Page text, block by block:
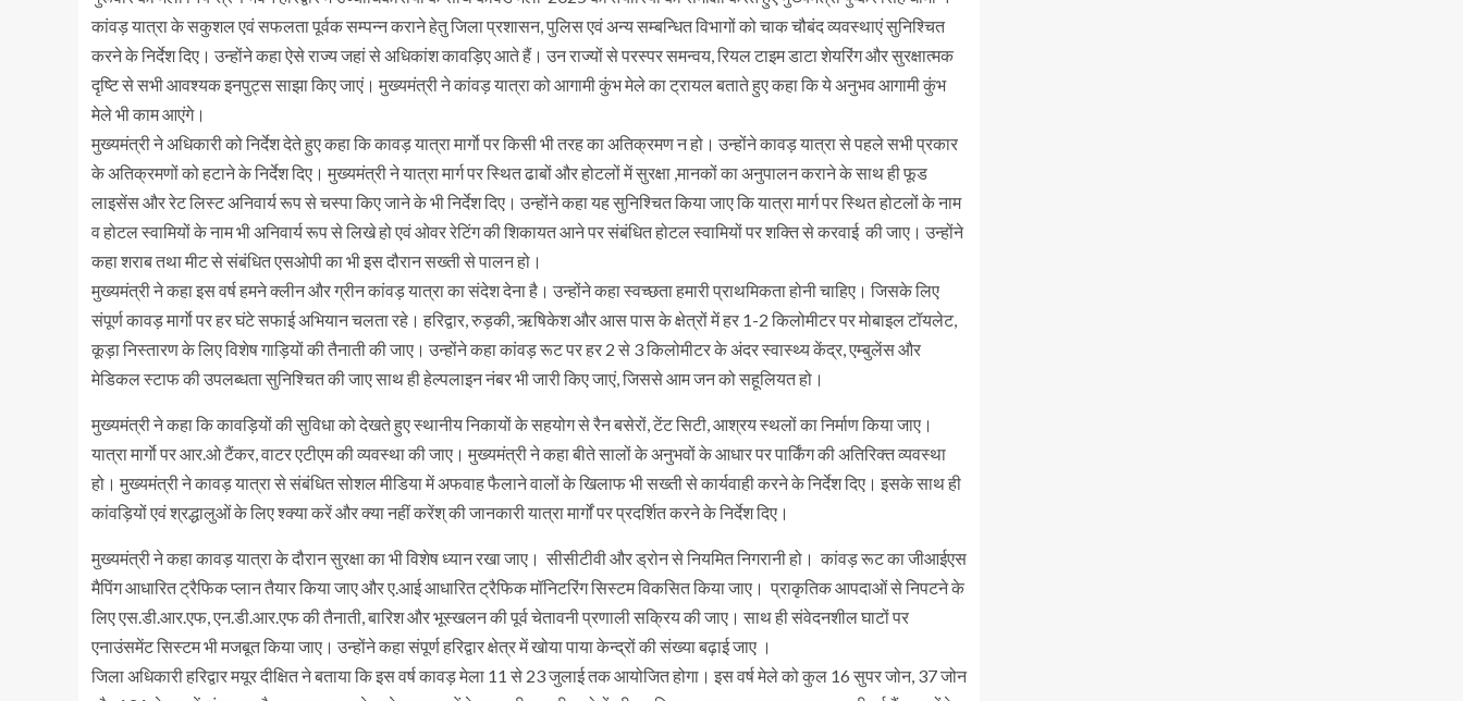
कांवड़ यात्रा के सकुशल एवं सफलता पूर्वक सम्पन्न कराने हेतु जिला प्रशासन, पुलिस एवं अन्य सम्बन्धित विभागों को चाक चौबंद व्यवस्थाएं सुनिश्चित
करने के निर्देश दिए। उन्होंने कहा ऐसे राज्य जहां से अधिकांश कावड़िए आते हैं। उन राज्यों से परस्पर समन्वय, रियल टाइम डाटा शेयरिंग और सुरक्षात्मक
दृष्टि से सभी आवश्यक इनपुट्स साझा किए जाएं। मुख्यमंत्री ने कांवड़ यात्रा को आगामी कुंभ मेले का ट्रायल बताते हुए कहा कि ये अनुभव आगामी कुंभ
मेले भी काम आएंगे।
मुख्यमंत्री ने अधिकारी को निर्देश देते हुए कहा कि कावड़ यात्रा मार्गाे पर किसी भी तरह का अतिक्रमण न हो। उन्होंने कावड़ यात्रा से पहले सभी प्रकार
के अतिक्रमणों को हटाने के निर्देश दिए। मुख्यमंत्री ने यात्रा मार्ग पर स्थित ढाबों और होटलों में सुरक्षा ,मानकों का अनुपालन कराने के साथ ही फूड
लाइसेंस और रेट लिस्ट अनिवार्य रूप से चस्पा किए जाने के भी निर्देश दिए। उन्होंने कहा यह सुनिश्चित किया जाए कि यात्रा मार्ग पर स्थित होटलों के नाम
व होटल स्वामियों के नाम भी अनिवार्य रूप से लिखे हो एवं ओवर रेटिंग की शिकायत आने पर संबंधित होटल स्वामियों पर शक्ति से करवाई की जाए। उन्होंने
कहा शराब तथा मीट से संबंधित एसओपी का भी इस दौरान सख्ती से पालन हो।
मुख्यमंत्री ने कहा इस वर्ष हमने क्लीन और ग्रीन कांवड़ यात्रा का संदेश देना है। उन्होंने कहा स्वच्छता हमारी प्राथमिकता होनी चाहिए। जिसके लिए
संपूर्ण कावड़ मार्गाे पर हर घंटे सफाई अभियान चलता रहे। हरिद्वार, रुड़की, ऋषिकेश और आस पास के क्षेत्रों में हर 1-2 किलोमीटर पर मोबाइल टॉयलेट,
कूड़ा निस्तारण के लिए विशेष गाड़ियों की तैनाती की जाए। उन्होंने कहा कांवड़ रूट पर हर 2 से 3 किलोमीटर के अंदर स्वास्थ्य केंद्र, एम्बुलेंस और
मेडिकल स्टाफ की उपलब्धता सुनिश्चित की जाए साथ ही हेल्पलाइन नंबर भी जारी किए जाएं, जिससे आम जन को सहूलियत हो।
मुख्यमंत्री ने कहा कि कावड़ियों की सुविधा को देखते हुए स्थानीय निकायों के सहयोग से रैन बसेरों, टेंट सिटी, आश्रय स्थलों का निर्माण किया जाए।
यात्रा मार्गाे पर आर.ओ टैंकर, वाटर एटीएम की व्यवस्था की जाए। मुख्यमंत्री ने कहा बीते सालों के अनुभवों के आधार पर पार्किंग की अतिरिक्त व्यवस्था
हो। मुख्यमंत्री ने कावड़ यात्रा से संबंधित सोशल मीडिया में अफवाह फैलाने वालों के खिलाफ भी सख्ती से कार्यवाही करने के निर्देश दिए। इसके साथ ही
कांवड़ियों एवं श्रद्धालुओं के लिए श्क्या करें और क्या नहीं करेंश् की जानकारी यात्रा मार्गों पर प्रदर्शित करने के निर्देश दिए।
मुख्यमंत्री ने कहा कावड़ यात्रा के दौरान सुरक्षा का भी विशेष ध्यान रखा जाए। सीसीटीवी और ड्रोन से नियमित निगरानी हो। कांवड़ रूट का जीआईएस
मैपिंग आधारित ट्रैफिक प्लान तैयार किया जाए और ए.आई आधारित ट्रैफिक मॉनिटरिंग सिस्टम विकसित किया जाए। प्राकृतिक आपदाओं से निपटने के
लिए एस.डी.आर.एफ, एन.डी.आर.एफ की तैनाती, बारिश और भूस्खलन की पूर्व चेतावनी प्रणाली सक्रिय की जाए। साथ ही संवेदनशील घाटों पर
एनाउंसमेंट सिस्टम भी मजबूत किया जाए। उन्होंने कहा संपूर्ण हरिद्वार क्षेत्र में खोया पाया केन्द्रों की संख्या बढ़ाई जाए ।
जिला अधिकारी हरिद्वार मयूर दीक्षित ने बताया कि इस वर्ष कावड़ मेला 11 से 23 जुलाई तक आयोजित होगा। इस वर्ष मेले को कुल 16 सुपर जोन, 37 जोन